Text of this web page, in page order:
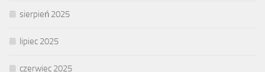
sierpień 2025
lipiec 2025
czerwiec 2025